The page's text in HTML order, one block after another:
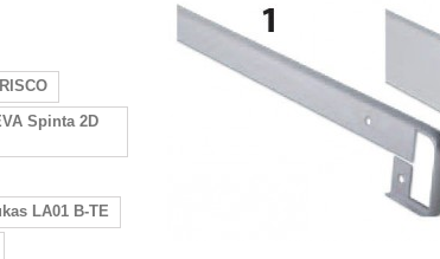
Spinta 2D
LA01 B-TE